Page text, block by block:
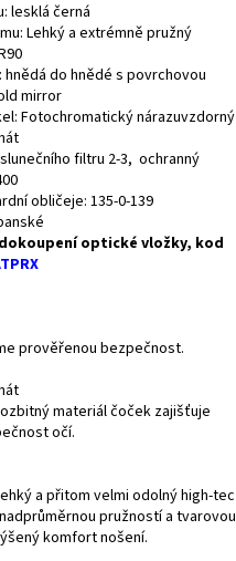
lesklá černá
Lehký a extrémně pružný
hnědá do hnědé s povrchovou
mirror
Fotochromatický nárazuvzdorný
filtru 2-3, ochranný
obličeje: 135-0-139
optické vložky, kod
prověřenou bezpečnost.
materiál čoček zajišťuje
očí.
a přitom velmi odolný high-tec
pružností a tvarovou
komfort nošení.